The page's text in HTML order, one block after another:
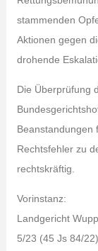
stammenden
Aktionen gegen
drohende
Die Überprüfung
Beanstandungen
Rechtsfehler zu
rechtskräftig.
Vorinstanz:
Landgericht
5/23 (45 Js 84/22)